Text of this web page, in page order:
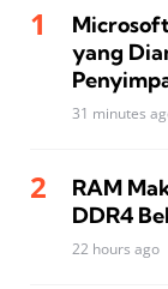
yang
31 minutes
RAM
DDR4
22 hours ago